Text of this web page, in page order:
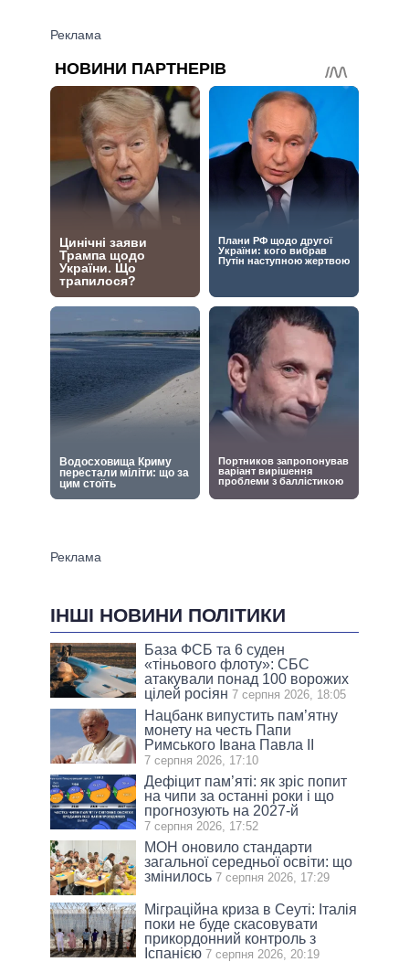
ІНШІ НОВИНИ ПОЛІТИКИ
База ФСБ та 6 суден
«тіньового флоту»: СБС
атакували понад 100 ворожих
цілей росіян 7 серпня 2026, 18:05
Нацбанк випустить пам’ятну
монету на честь Папи
Римського Івана Павла II
7 серпня 2026, 17:10
Дефіцит пам’яті: як зріс попит
на чипи за останні роки і що
прогнозують на 2027-й
7 серпня 2026, 17:52
МОН оновило стандарти
загальної середньої освіти: що
змінилось 7 серпня 2026, 17:29
Міграційна криза в Сеуті: Італія
поки не буде скасовувати
прикордонний контроль з
Іспанією 7 серпня 2026, 20:19